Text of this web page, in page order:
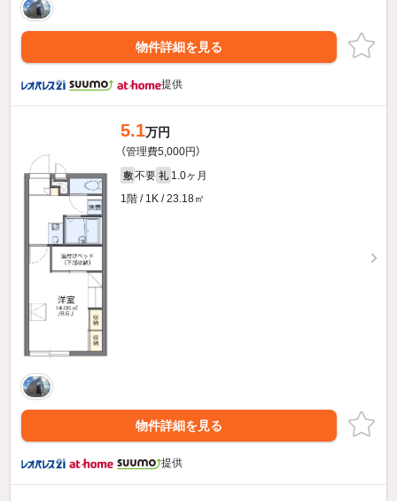
物件詳細を見る
提供
5.1万円
（管理費5,000円）
敷 不要 礼 1.0ヶ月
1階 / 1K / 23.18㎡
物件詳細を見る
提供